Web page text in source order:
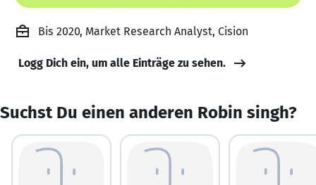
Bis 2020, Market Research Analyst, Cision
Logg Dich ein, um alle Einträge zu sehen.
Suchst Du einen anderen Robin singh?